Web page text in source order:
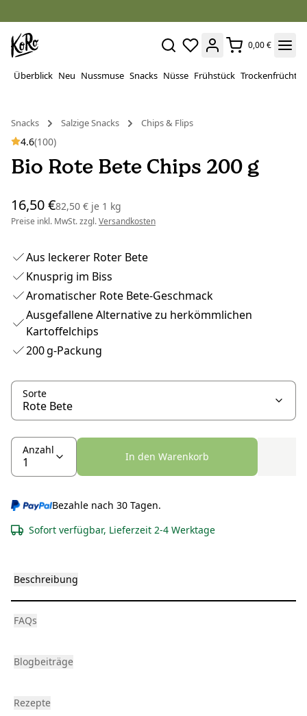
0,00 €
Überblick Neu Nussmuse Snacks Nüsse Frühstück Trockenfrüchte
Snacks
Salzige Snacks Chips & Flips
4.6(100)
Bio Rote Bete Chips 200 g
16,50 €82,50 € je 1 kg
Preise inkl. MwSt. zzgl.Versandkosten
Aus leckerer Roter Bete
Knusprig im Biss
Aromatischer Rote Bete-Geschmack
Ausgefallene Alternative zu herkömmlichen
Kartoffelchips
200 g-Packung
Sorte
Anzahl
In den Warenkorb
Bezahle nach 30 Tagen.
Sofort verfügbar, Lieferzeit 2-4 Werktage
Beschreibung
FAQs
Blogbeiträge
Rezepte